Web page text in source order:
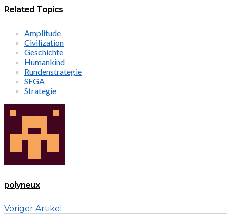
Related Topics
Amplitude
Civilization
Geschichte
Humankind
Rundenstrategie
SEGA
Strategie
polyneux
Voriger Artikel